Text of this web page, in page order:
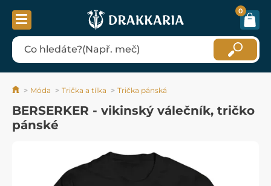
0
Móda Trička a tílka Trička pánská
BERSERKER - vikinský válečník, tričko
pánské